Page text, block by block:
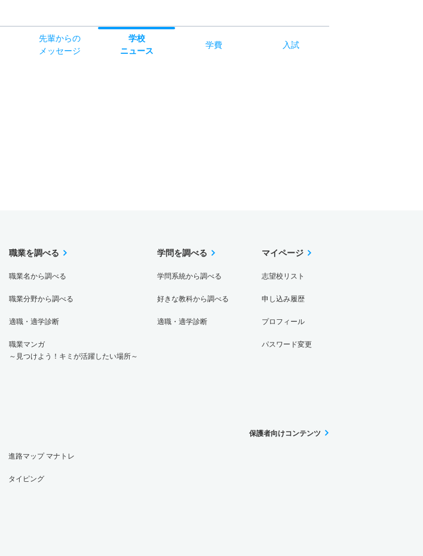
先輩からの
メッセージ
学校
ニュース
学費 入試
職業を調べる
職業名から調べる
職業分野から調べる
適職・適学診断
職業マンガ
～見つけよう！キミが活躍したい場所～
学問を調べる
学問系統から調べる
好きな教科から調べる
適職・適学診断
マイページ
志望校リスト
申し込み履歴
プロフィール
パスワード変更
進路マップ マナトレ
タイピング
保護者向けコンテンツ